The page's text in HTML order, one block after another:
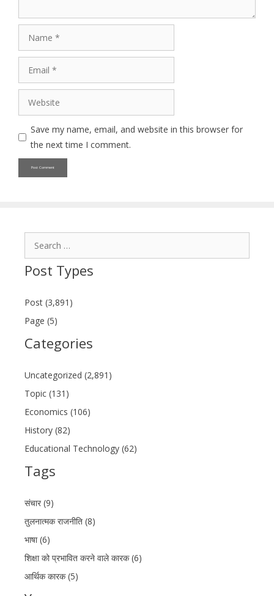
Website
Save my name, email, and website in this browser for
the next time I comment.
Post Types
Post (3,891)
Page (5)
Categories
Uncategorized (2,891)
Topic (131)
Economics (106)
History (82)
Educational Technology (62)
Tags
संचार (9)
तुलनात्मक राजनीति (8)
भाषा (6)
शिक्षा को प्रभावित करने वाले कारक (6)
आर्थिक कारक (5)